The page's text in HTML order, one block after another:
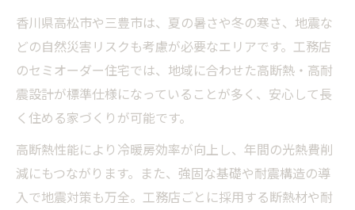
香川県高松市や三豊市は、夏の暑さや冬の寒さ、地震な
どの自然災害リスクも考慮が必要なエリアです。工務店
のセミオーダー住宅では、地域に合わせた高断熱・高耐
震設計が標準仕様になっていることが多く、安心して長
く住める家づくりが可能です。
高断熱性能により冷暖房効率が向上し、年間の光熱費削
減にもつながります。また、強固な基礎や耐震構造の導
入で地震対策も万全。工務店ごとに採用する断熱材や耐